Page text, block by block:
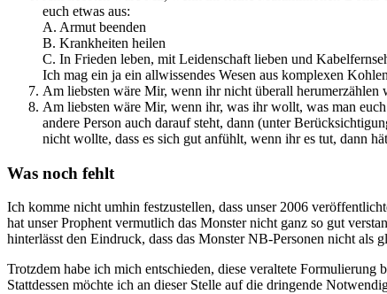
euch etwas aus:
A. Armut beenden
B. Krankheiten heilen
C. In Frieden leben, mit Leidenschaft lieben und
Ich mag ein ja ein allwissendes Wesen aus komplexen
Am liebsten wäre Mir, wenn ihr nicht überall herumerzählen
Am liebsten wäre Mir, wenn ihr, was ihr wollt, was man
andere Person auch darauf steht, dann (unter
nicht wollte, dass es sich gut anfühlt, wenn ihr es tut, dann
Was noch fehlt
Ich komme nicht umhin festzustellen, dass unser 2006
hat unser Prophent vermutlich das Monster nicht ganz so gut
hinterlässt den Eindruck, dass das Monster NB-Personen nicht als
Trotzdem habe ich mich entschieden, diese veraltete
Stattdessen möchte ich an dieser Stelle auf die dringende